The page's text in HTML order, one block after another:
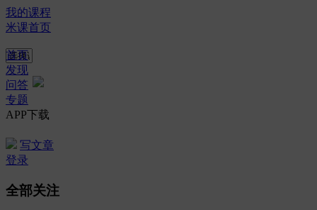
我的课程
米课首页
首页
发现
问答
专题
APP下载
写文章
登录
全部关注